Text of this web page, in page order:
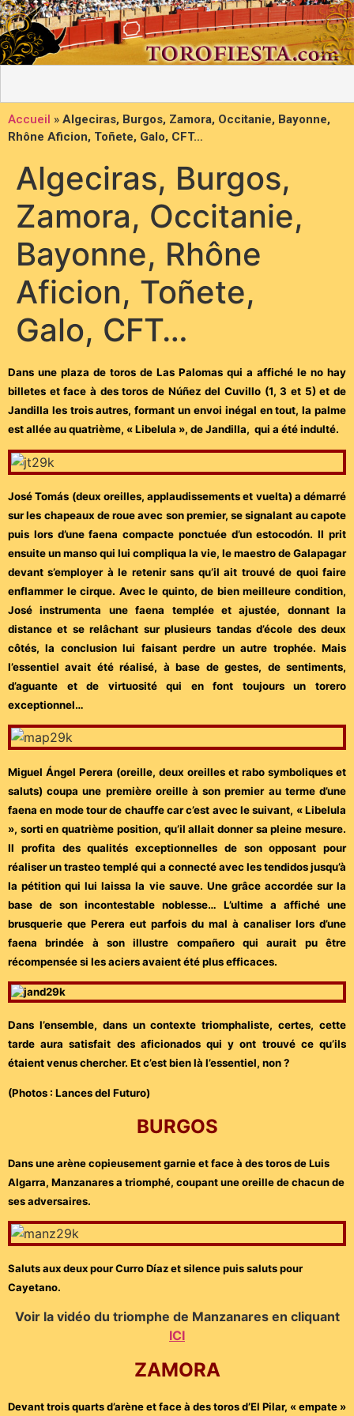
Accueil » Algeciras, Burgos, Zamora, Occitanie, Bayonne,
Rhône Aficion, Toñete, Galo, CFT…
Algeciras, Burgos,
Zamora, Occitanie,
Bayonne, Rhône
Aficion, Toñete,
Galo, CFT…
Dans une plaza de toros de Las Palomas qui a affiché le no hay
billetes et face à des toros de Núñez del Cuvillo (1, 3 et 5) et de
Jandilla les trois autres, formant un envoi inégal en tout, la palme
est allée au quatrième, « Libelula », de Jandilla, qui a été indulté.
José Tomás (deux oreilles, applaudissements et vuelta) a démarré
sur les chapeaux de roue avec son premier, se signalant au capote
puis lors d’une faena compacte ponctuée d’un estocodón. Il prit
ensuite un manso qui lui compliqua la vie, le maestro de Galapagar
devant s’employer à le retenir sans qu’il ait trouvé de quoi faire
enflammer le cirque. Avec le quinto, de bien meilleure condition,
José instrumenta une faena templée et ajustée, donnant la
distance et se relâchant sur plusieurs tandas d’école des deux
côtés, la conclusion lui faisant perdre un autre trophée. Mais
l’essentiel avait été réalisé, à base de gestes, de sentiments,
d’aguante et de virtuosité qui en font toujours un torero
exceptionnel…
Miguel Ángel Perera (oreille, deux oreilles et rabo symboliques et
saluts) coupa une première oreille à son premier au terme d’une
faena en mode tour de chauffe car c’est avec le suivant, « Libelula
», sorti en quatrième position, qu’il allait donner sa pleine mesure.
Il profita des qualités exceptionnelles de son opposant pour
réaliser un trasteo templé qui a connecté avec les tendidos jusqu’à
la pétition qui lui laissa la vie sauve. Une grâce accordée sur la
base de son incontestable noblesse… L’ultime a affiché une
brusquerie que Perera eut parfois du mal à canaliser lors d’une
faena brindée à son illustre compañero qui aurait pu être
récompensée si les aciers avaient été plus efficaces.
Dans l’ensemble, dans un contexte triomphaliste, certes, cette
tarde aura satisfait des aficionados qui y ont trouvé ce qu’ils
étaient venus chercher. Et c’est bien là l’essentiel, non ?
(Photos : Lances del Futuro)
BURGOS
Dans une arène copieusement garnie et face à des toros de Luis
Algarra, Manzanares a triomphé, coupant une oreille de chacun de
ses adversaires.
Saluts aux deux pour Curro Díaz et silence puis saluts pour
Cayetano.
Voir la vidéo du triomphe de Manzanares en cliquant
ICI
ZAMORA
Devant trois quarts d’arène et face à des toros d’El Pilar, « empate »